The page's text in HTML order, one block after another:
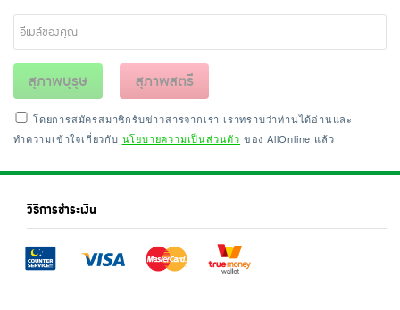
สุภาพบุรุษ สุภาพสตรี
โดยการสมัครสมาชิกรับข่าวสารจากเรา เราทราบว่าท่านได้อ่านและ
ทำความเข้าใจเกี่ยวกับ นโยบายความเป็นส่วนตัว ของ AllOnline แล้ว
วิธีการชำระเงิน